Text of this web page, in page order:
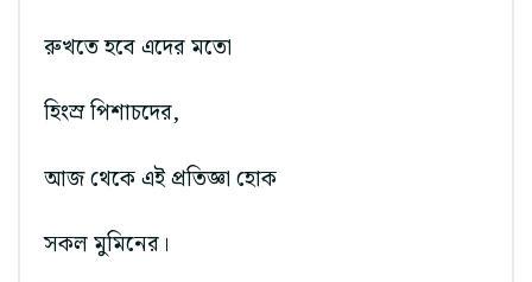
রুখতে হবে এদের মতো
হিংস্র পিশাচদের,
আজ থেকে এই প্রতিজ্ঞা হোক
সকল মুমিনের।